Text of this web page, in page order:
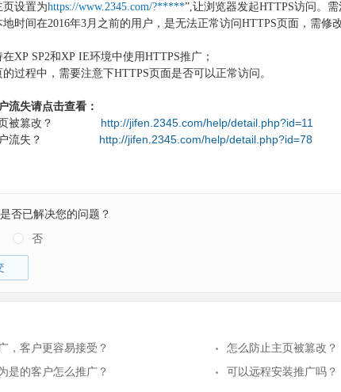
页设置为https://www.2345.com/?*****”,让浏览器发起HTTPS访问。 需
地时间在2016年3月之前的用户，是无法正常访问HTTPS页面，需修
XP SP2和XP IE环境中使用HTTPS推广；
过程中，需要注意下HTTPS页面是否可以正常访问。
流失请点击查看：
页被篡改？ http://jifen.2345.com/help/detail.php?id=11
用户流失？ http://jifen.2345.com/help/detail.php?id=78
否已解决您的问题？
否
，客户更容易接受？
怎么防止主页被篡改？
是的客户怎么推广？
可以远程安装推广吗？